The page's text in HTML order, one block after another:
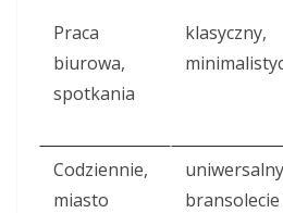
Praca
biurowa,
spotkania
klasyczny,
Codziennie,
miasto